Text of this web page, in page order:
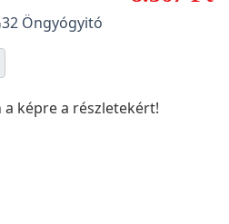
Öngyógyitó
a képre a részletekért!